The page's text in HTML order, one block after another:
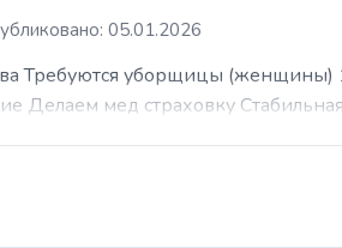
05.01.2026
Требуются уборщицы (женщины)
Делаем мед страховку Стабильная